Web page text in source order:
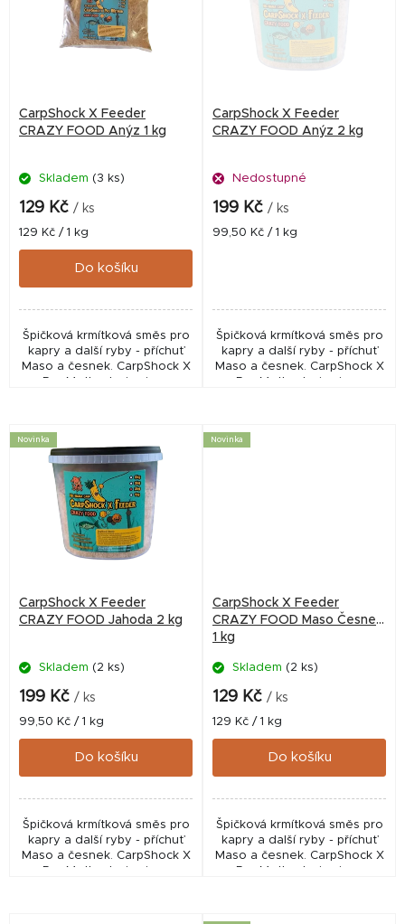
o
CarpShock X Feeder
CRAZY FOOD Anýz 1 kg
Skladem (3 ks)
129 Kč / ks
Měrná
cena:
129 Kč / 1 kg
Do košíku
Špičková krmítková směs pro
kapry a další ryby - příchuť
Maso a česnek. CarpShock X
Pro Method mixy jsou
CarpShock X Feeder
CRAZY FOOD Anýz 2 kg
Nedostupné
199 Kč / ks
Měrná
99,50 Kč / 1 kg
Špičková krmítková směs pro
kapry a další ryby - příchuť
Maso a česnek. CarpShock X
Pro Method mixy jsou
Novinka
CarpShock X Feeder
CRAZY FOOD Jahoda 2 kg
Skladem (2 ks)
199 Kč / ks
Měrná
cena:
99,50 Kč / 1 kg
Do košíku
Špičková krmítková směs pro
kapry a další ryby - příchuť
Maso a česnek. CarpShock X
Novinka
CarpShock X Feeder
CRAZY FOOD Maso Česnek
1 kg
Skladem (2 ks)
129 Kč / ks
Měrná
cena:
129 Kč / 1 kg
Do košíku
Špičková krmítková směs pro
kapry a další ryby - příchuť
Maso a česnek. CarpShock X